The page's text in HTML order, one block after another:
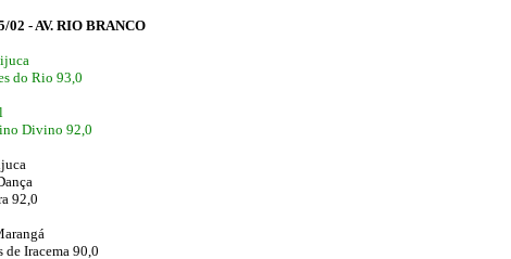
02 - AV. RIO BRANCO
do Rio 93,0
Divino 92,0
92,0
de Iracema 90,0